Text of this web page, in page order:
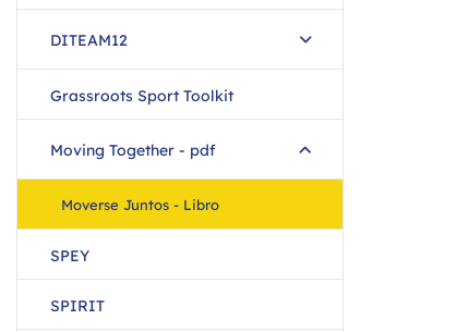
DITEAM12
Grassroots Sport Toolkit
Moving Together - pdf
Moverse Juntos - Libro
SPEY
SPIRIT